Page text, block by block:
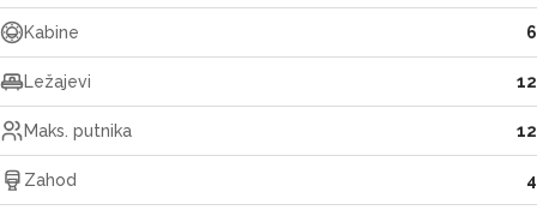
Kabine 6
Ležajevi 12
Maks. putnika 12
Zahod 4